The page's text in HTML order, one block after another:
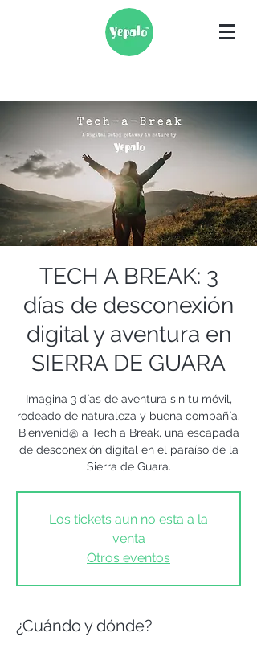
TECH A BREAK: 3
días de desconexión
digital y aventura en
SIERRA DE GUARA
Imagina 3 días de aventura sin tu móvil,
rodeado de naturaleza y buena compañía.
Bienvenid@ a Tech a Break, una escapada
de desconexión digital en el paraíso de la
Sierra de Guara.
Los tickets aun no esta a la
venta
Otros eventos
¿Cuándo y dónde?